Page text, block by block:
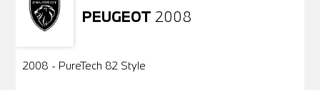
PEUGEOT 2008
Usato
2008 - PureTech 82 Style